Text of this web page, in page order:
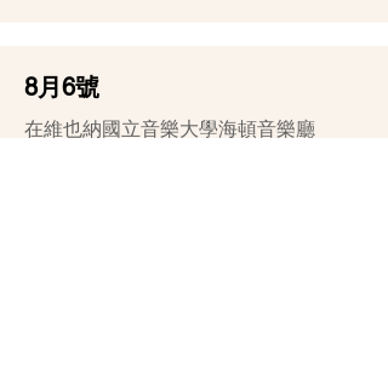
8月6號
在維也納國立音樂大學海頓音樂廳